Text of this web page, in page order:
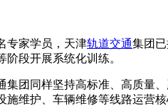
专家学员，天津轨道交通集团
段开展系统化训练。
团同样坚持高标准、高质量
施维护、车辆维修等线路运营